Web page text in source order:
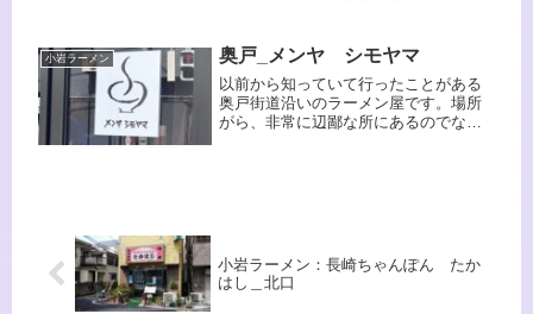
っさりしています。今回はプレオープ
ンでしたが、正式オープンしました
ら、また行くよ！！
小岩ラーメン 奥戸_メンヤ シモヤマ
以前から知っていて行ったことがある
奥戸街道沿いのラーメン屋です。場所
がら、非常に辺鄙な所にあるのでなか
小岩ラーメン：長崎ちゃんぽん たか
はし＿北口